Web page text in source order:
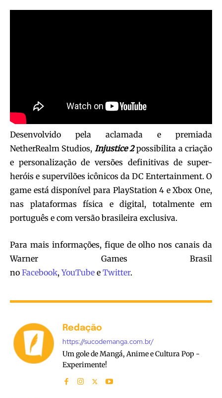
Desenvolvido pela aclamada e premiada
NetherRealm Studios, Injustice 2possibilita a criação
e personalização de versões definitivas de super-
heróis e supervilões icônicos da DC Entertainment. O
game está disponível para PlayStation 4 e Xbox One,
nas plataformas física e digital, totalmente em
português e com versão brasileira exclusiva.
Para mais informações, fique de olho nos canais da
Warner Games Brasil
no Facebook,YouTube e Twitter.
Redação
https://sucodemanga.com.br/
Um gole de Mangá, Anime e Cultura Pop -
Experimente!